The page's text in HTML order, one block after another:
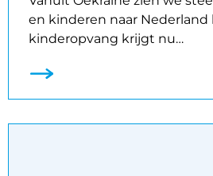
en kinderen naar Nederland
kinderopvang krijgt nu…